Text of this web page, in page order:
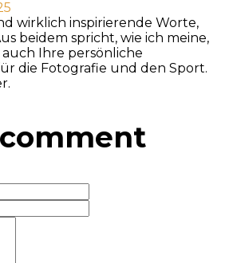
wirklich inspirierende Worte,
beidem spricht, wie ich meine,
Ihre persönliche
die Fotografie und den Sport.